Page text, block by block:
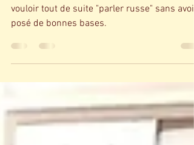
l'apprentissage du russe
vouloir tout de suite "parler russe" sans avoir
posé de bonnes bases.